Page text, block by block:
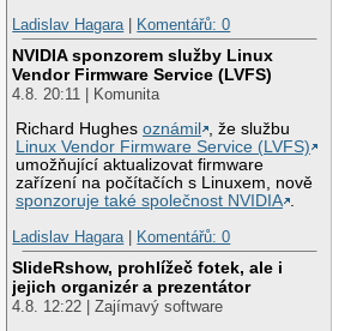
Ladislav Hagara
Komentářů: 0
NVIDIA sponzorem služby Linux
Vendor Firmware Service (LVFS)
4.8. 20:11 | Komunita
Richard Hughesoznámil
, že službu
Linux Vendor Firmware Service (LVFS)
umožňující aktualizovat firmware
zařízení na počítačích s Linuxem, nově
sponzoruje také společnost NVIDIA .
Ladislav Hagara | Komentářů: 0
SlideRshow, prohlížeč fotek, ale i
jejich organizér a prezentátor
4.8. 12:22 | Zajímavý software